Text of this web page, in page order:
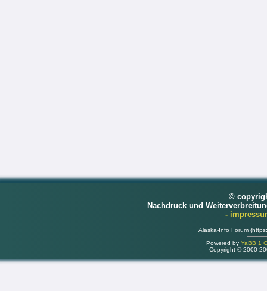
©
Nachdruck und
-
Alaska-Info Forum
Powered by YaBB 1
Copyright © 2000-